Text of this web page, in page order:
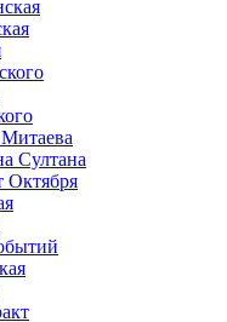
Султана
Октября